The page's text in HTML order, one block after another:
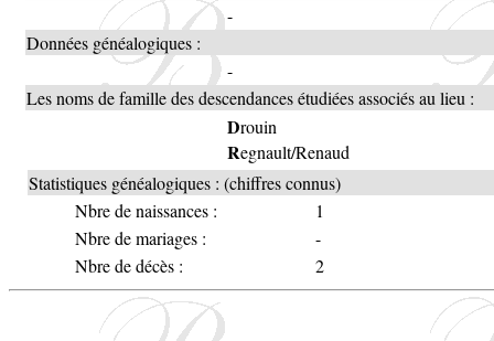
-
Données généalogiques :
-
Les noms de famille des descendances étudiées associés au lieu :
Drouin
Regnault/Renaud
Statistiques généalogiques : (chiffres connus)
Nbre de naissances :
1
Nbre de mariages :
-
Nbre de décès :
2